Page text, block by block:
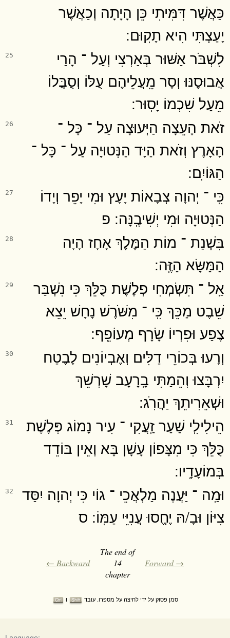
כַּאֲשֶׁר דִּמִּיתִי כֵּן הָיָתָה וְכַאֲשֶׁר
יָעַצְתִּי הִיא תָקֽוּם ׃
25
לִשְׁבֹּר אַשּׁוּר בְּאַרְצִי וְעַל ־ הָרַי
אֲבוּסֶנּוּ וְסָר מֵֽעֲלֵיהֶם עֻלּוֹ וְסֻבֳּלוֹ
מֵעַל שִׁכְמוֹ יָסֽוּר ׃
26
זֹאת הָעֵצָה הַיְּעוּצָה עַל ־ כָּל ־
הָאָרֶץ וְזֹאת הַיָּד הַנְּטוּיָה עַל ־ כָּל ־
הַגּוֹיִֽם ׃
27
כִּֽי ־ יְהוָה צְבָאוֹת יָעָץ וּמִי יָפֵר וְיָדוֹ
הַנְּטוּיָה וּמִי יְשִׁיבֶֽנָּה ׃ פ
28
בִּשְׁנַת ־ מוֹת הַמֶּלֶךְ אָחָז הָיָה
הַמַּשָּׂא הַזֶּֽה ׃
29
אַֽל ־ תִּשְׂמְחִי פְלֶשֶׁת כֻּלֵּךְ כִּי נִשְׁבַּר
שֵׁבֶט מַכֵּךְ כִּֽי ־ מִשֹּׁרֶשׁ נָחָשׁ יֵצֵא
צֶפַע וּפִרְיוֹ שָׂרָף מְעוֹפֵֽף ׃
30
וְרָעוּ בְּכוֹרֵי דַלִּים וְאֶבְיוֹנִים לָבֶטַח
יִרְבָּצוּ וְהֵמַתִּי בָֽרָעָב שָׁרְשֵׁךְ
וּשְׁאֵרִיתֵךְ יַהֲרֹֽג ׃
31
הֵילִילִֽי שַׁעַר זַֽעֲקִי ־ עִיר נָמוֹג פְּלֶשֶׁת
כֻּלֵּךְ כִּי מִצָּפוֹן עָשָׁן בָּא וְאֵין בּוֹדֵד
בְּמוֹעָדָֽיו ׃
32
וּמַֽה ־ יַּעֲנֶה מַלְאֲכֵי ־ גוֹי כִּי יְהוָה יִסַּד
צִיּוֹן וּבָ/הּ יֶחֱסוּ עֲנִיֵּי עַמּֽוֹ ׃ ס
← Backward
The end of
14
chapter
Forward →
סמן פסוק על ידי לחיצה על מספרו. עובד Shift ו Ctrl